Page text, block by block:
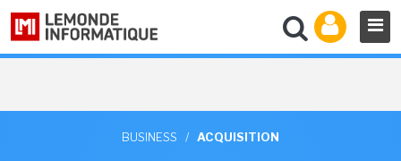
BUSINESS / ACQUISITION